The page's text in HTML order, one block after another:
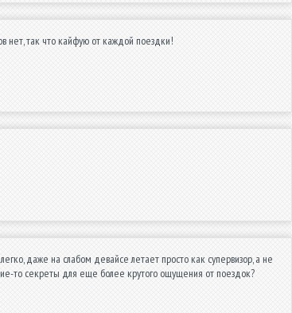
нет, так что кайфую от каждой поездки!
даже на слабом девайсе летает просто как супервизор, а не
то секреты для еще более крутого ощущения от поездок?